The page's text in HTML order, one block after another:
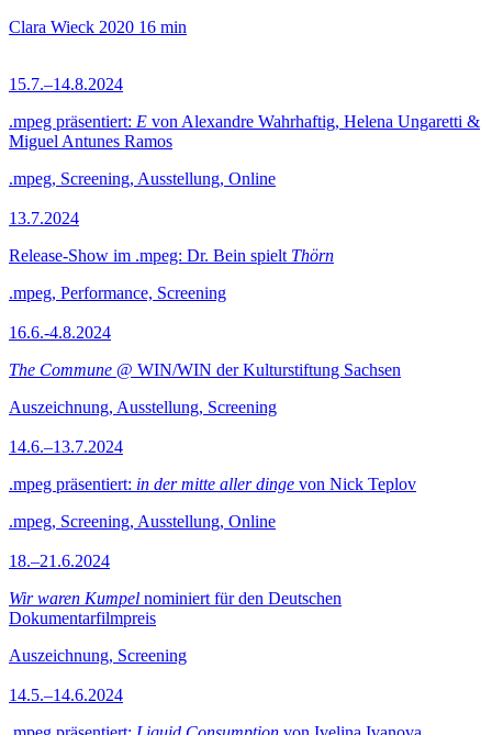
Clara Wieck 2020 16 min
15.7.–14.8.2024
.mpeg präsentiert: E von Alexandre Wahrhaftig, Helena Ungaretti &
Miguel Antunes Ramos
.mpeg, Screening, Ausstellung, Online
13.7.2024
Release-Show im .mpeg: Dr. Bein spielt Thörn
.mpeg, Performance, Screening
16.6.-4.8.2024
The Commune @ WIN/WIN der Kulturstiftung Sachsen
Auszeichnung, Ausstellung, Screening
14.6.–13.7.2024
.mpeg präsentiert: in der mitte aller dinge von Nick Teplov
.mpeg, Screening, Ausstellung, Online
18.–21.6.2024
Wir waren Kumpel nominiert für den Deutschen
Dokumentarfilmpreis
Auszeichnung, Screening
14.5.–14.6.2024